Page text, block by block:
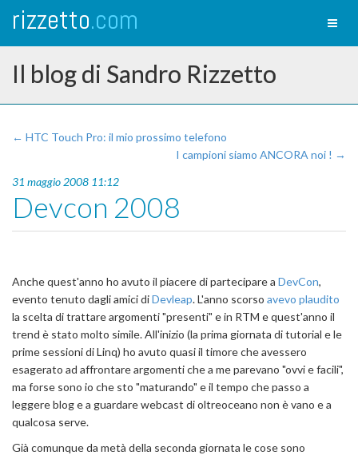
rizzetto.com
Il blog di Sandro Rizzetto
← HTC Touch Pro: il mio prossimo telefono
I campioni siamo ANCORA noi ! →
31 maggio 2008 11:12
Devcon 2008
Anche quest'anno ho avuto il piacere di partecipare a DevCon,
evento tenuto dagli amici diDevleap. L'anno scorso avevo plaudito
la scelta di trattare argomenti "presenti" e in RTM e quest'anno il
trend è stato molto simile. All'inizio (la prima giornata di tutorial e le
prime sessioni di Linq) ho avuto quasi il timore che avessero
esagerato ad affrontare argomenti che a me parevano "ovvi e facili",
ma forse sono io che sto "maturando" e il tempo che passo a
leggere blog e a guardare webcast di oltreoceano non è vano e a
qualcosa serve.
Già comunque da metà della seconda giornata le cose sono